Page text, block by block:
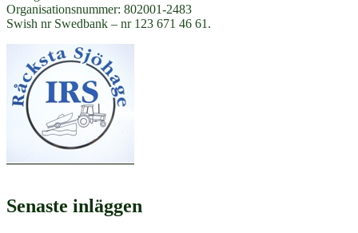
Organisationsnummer: 802001-2483
Swish nr Swedbank – nr 123 671 46 61.
Senaste inläggen